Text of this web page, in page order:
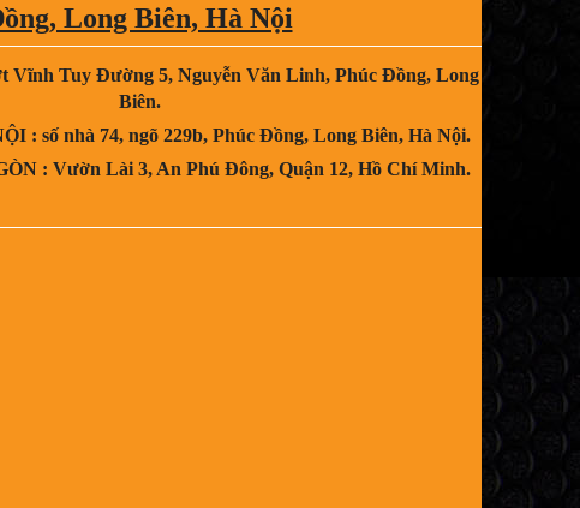
Long Biên, Hà Nội
Vĩnh Tuy Đường 5, Nguyễn Văn Linh, Phúc Đồng, Long
Biên.
: số nhà 74, ngõ 229b, Phúc Đồng, Long Biên, Hà Nội.
: Vườn Lài 3, An Phú Đông, Quận 12, Hồ Chí Minh.